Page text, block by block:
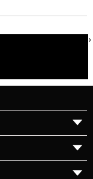
›
▼
▼
▼